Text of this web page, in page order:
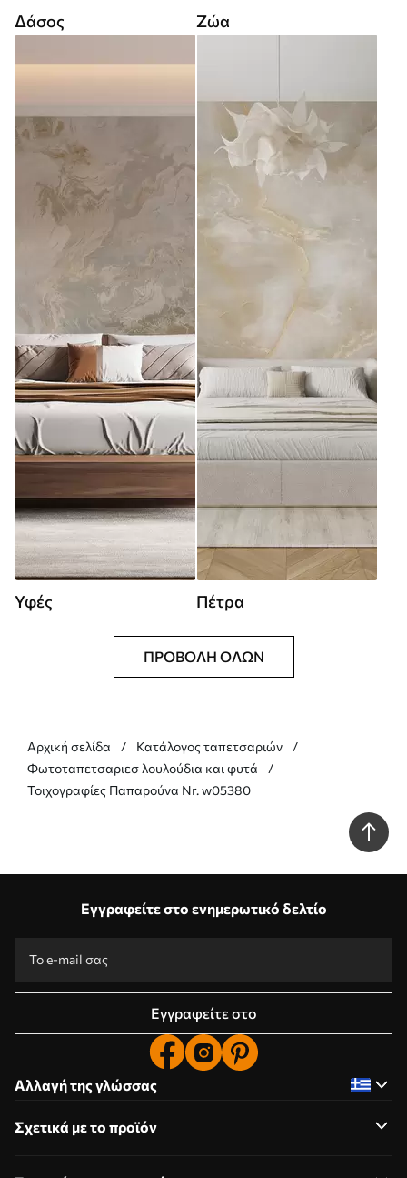
Δάσος Ζώα
Υφές Πέτρα
ΠΡΟΒΟΛΉ ΌΛΩΝ
Αρχική σελίδα
Κατάλογος ταπετσαριών
Φωτοταπετσαριεσ λουλούδια και φυτά
Τοιχογραφίες Παπαρούνα Nr. w05380
Εγγραφείτε στο ενημερωτικό δελτίο
Εγγραφείτε στο
Αλλαγή της γλώσσας
Σχετικά με το προϊόν